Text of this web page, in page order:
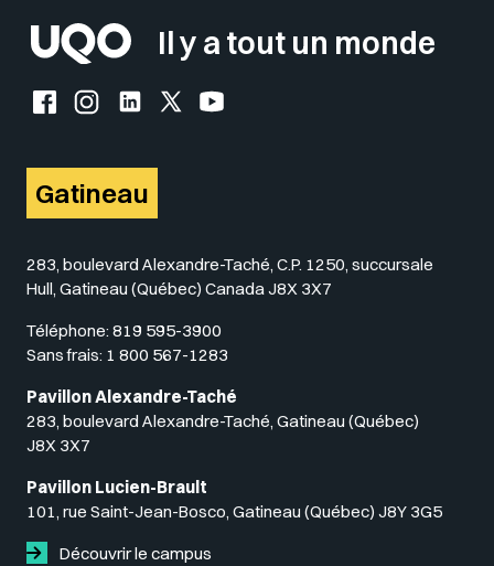
Il y a tout un monde
Facebook de l'UQO
Instagram de l'UQO
LinkedIn de l'UQO
X (Twitter) de l'UQO
YouTube de l'UQO
Gatineau
283, boulevard Alexandre-Taché, C.P. 1250, succursale
Hull, Gatineau (Québec) Canada J8X 3X7
Téléphone: 819 595-3900
Sans frais: 1 800 567-1283
Pavillon Alexandre-Taché
283, boulevard Alexandre-Taché, Gatineau (Québec)
J8X 3X7
Pavillon Lucien-Brault
101, rue Saint-Jean-Bosco, Gatineau (Québec) J8Y 3G5
Découvrir le campus